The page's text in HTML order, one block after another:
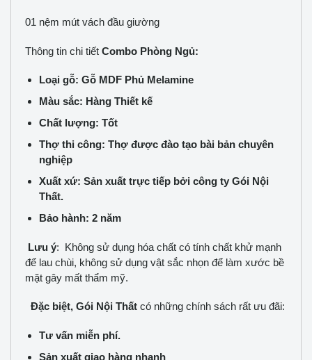
01 nệm mút vách đầu giường
Thông tin chi tiết Combo Phòng Ngủ:
Loại gỗ: Gỗ MDF Phủ Melamine
Màu sắc: Hàng Thiết kế
Chất lượng: Tốt
Thợ thi công: Thợ được đào tạo bài bản chuyên
nghiệp
Xuất xứ: Sản xuất trực tiếp bởi công ty Gói Nội
Thất.
Bảo hành: 2 năm
Lưu ý: Không sử dụng hóa chất có tính chất khử mạnh
để lau chùi, không sử dụng vật sắc nhọn để làm xước bề
mặt gây mất thẩm mỹ.
Đặc biệt, Gói Nội Thất có những chính sách rất ưu đãi:
Tư vấn miễn phí.
Sản xuất giao hàng nhanh